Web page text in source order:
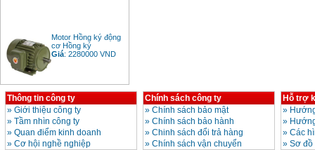
Motor Hồng ký động
cơ Hồng ký
Giá :2280000 VND
Bảng giá động cơ
diesel đầu nổ diesel
Giá:6500000
Thông tin công ty
» Giới thiệu công ty
» Tầm nhìn công ty
» Quan điểm kinh doanh
» Cơ hội nghề nghiệp
Chính sách công ty
» Chính sách bảo mật
» Chính sách bảo hành
» Chinh sách đổi trả hàng
» Chính sách vận chuyển
Hỗ trợ
»
»
» Các
» Sơ